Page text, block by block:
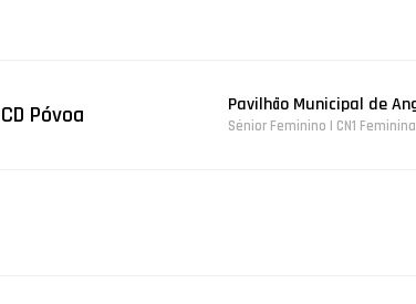
CD Póvoa Pavilhão Municipal de
Sénior Feminino | CN1 Feminina